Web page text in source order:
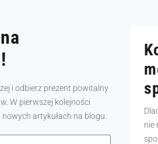
i odbierz prezent powitalny
W pierwszej kolejności
artykułach na blogu.
nie